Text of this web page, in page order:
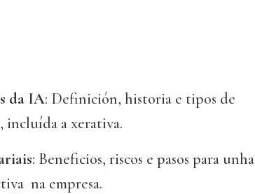
da IA: Definición, historia e tipos de
a xerativa.
: Beneficios, riscos e pasos para unha
na empresa.